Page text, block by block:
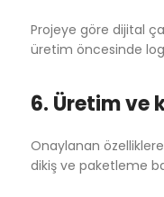
Projeye göre dijital
üretim öncesinde
6. Üretim ve
Onaylanan
dikiş ve paketleme